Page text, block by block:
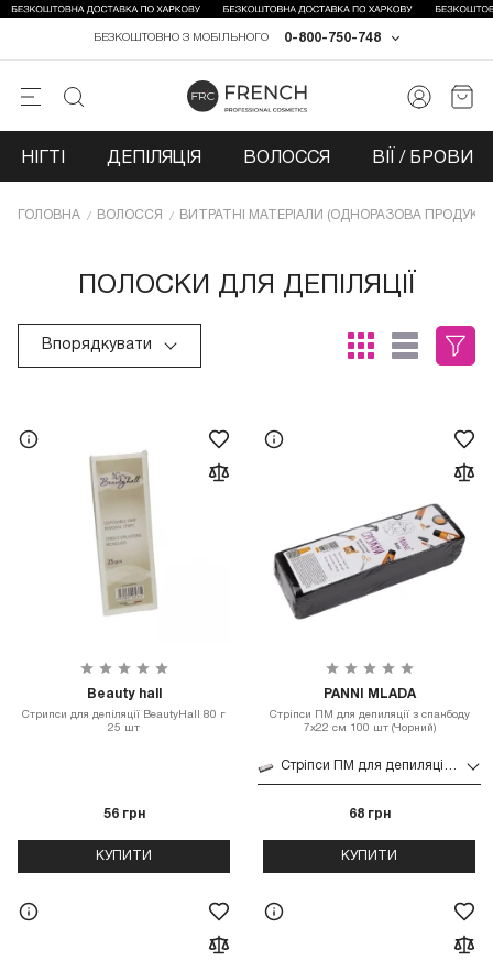
0-800-750-748
БЕЗКОШТОВНО З МОБІЛЬНОГО
НІГТІ ДЕПІЛЯЦІЯ ВОЛОССЯ ВІЇ / БРОВИ
ГОЛОВНА ВОЛОССЯ ВИТРАТНІ МАТЕРІАЛИ (ОДНОРАЗОВА
ПОЛОСКИ ДЛЯ ДЕПІЛЯЦІЇ
Впорядкувати
Beauty hall
Стрипси для депіляції BeautyHall 80 г
25 шт
56 грн
КУПИТИ
PANNI MLADA
Стріпси ПМ для депиляції з спанбоду
7х22 см 100 шт (Чорний)
Стріпси ПМ для депиляції з спанбоду 7х22 см 100 шт (Чорний)
68 грн
КУПИТИ